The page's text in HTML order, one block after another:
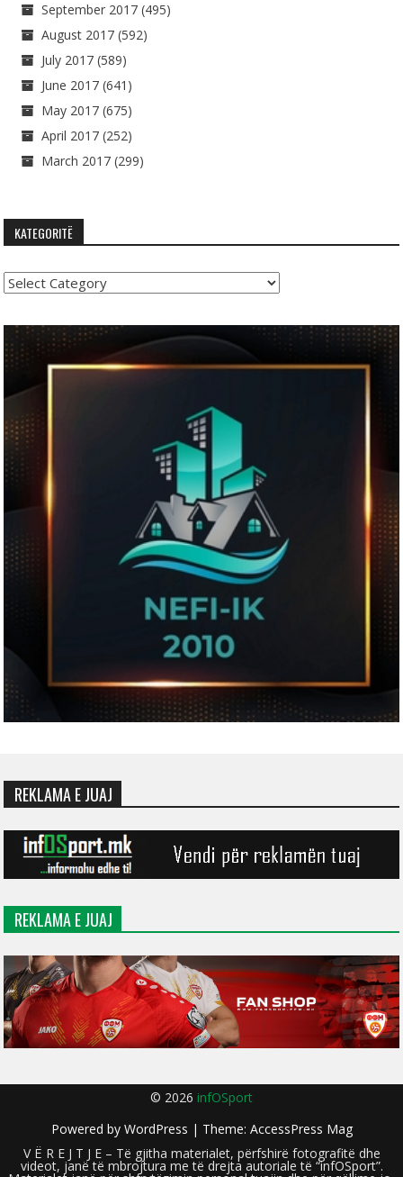
September 2017 (495)
August 2017 (592)
July 2017 (589)
June 2017 (641)
May 2017 (675)
April 2017 (252)
March 2017 (299)
KATEGORITË
Kategoritë
REKLAMA E JUAJ
REKLAMA E JUAJ
© 2026 infOSport
Powered by WordPress | Theme: AccessPress Mag
V Ë R E J T J E – Të gjitha materialet, përfshirë fotografitë dhe
videot, janë të mbrojtura me të drejta autoriale të “infOSport”.